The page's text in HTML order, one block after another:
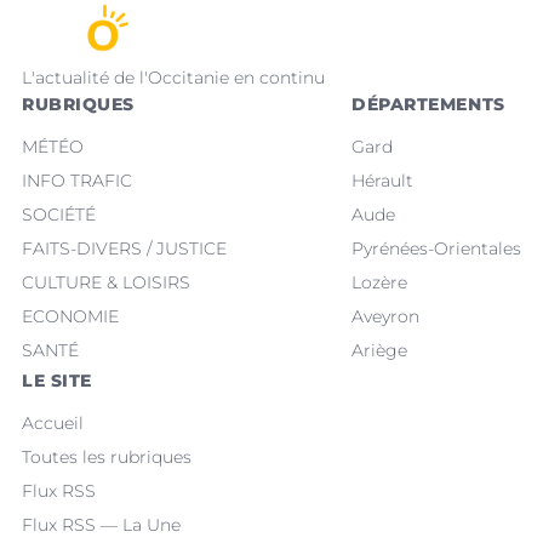
L'actualité de l'Occitanie en continu
RUBRIQUES
MÉTÉO
INFO TRAFIC
SOCIÉTÉ
FAITS-DIVERS / JUSTICE
CULTURE & LOISIRS
ECONOMIE
SANTÉ
DÉPARTEMENTS
Gard
Hérault
Aude
Pyrénées-Orientales
Lozère
Aveyron
Ariège
LE SITE
Accueil
Toutes les rubriques
Flux RSS
Flux RSS — La Une